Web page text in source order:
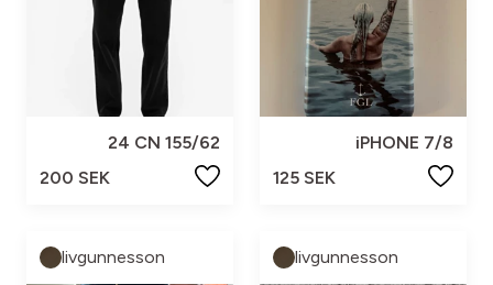
24 CN 155/62
200 SEK
iPHONE 7/8
125 SEK
livgunnesson livgunnesson